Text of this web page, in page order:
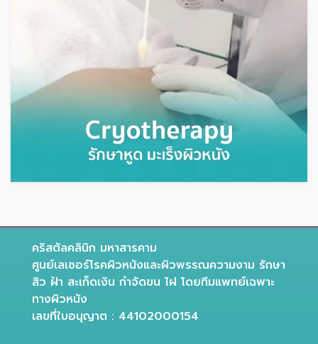
คริสตัลคลินิก มหาสารคาม
ศูนย์เลเซอร์โรคผิวหนังและผิวพรรณความงาม รักษา
สิว ฝ้า สะเก็ดเงิน กำจัดขน ไฝ โดยทีมแพทย์เฉพาะ
ทางผิวหนัง
เลขที่ใบอนุญาต : 44102000154